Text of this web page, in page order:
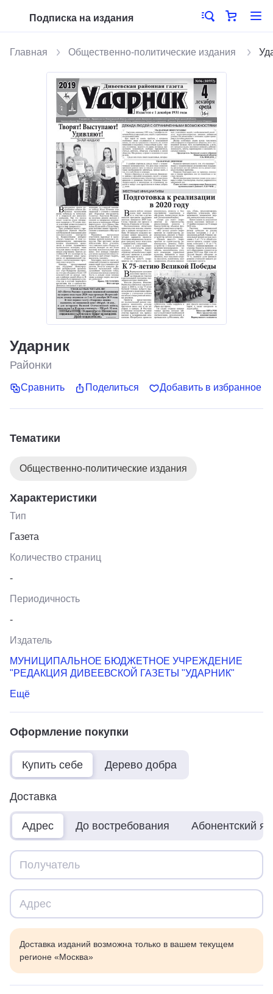
Подписка на издания
Главная Общественно-политические издания
Ударник
Районки
Сравнить Поделиться Добавить в избранное
Тематики
Общественно-политические издания
Характеристики
Тип
Газета
Количество страниц
-
Периодичность
-
Издатель
МУНИЦИПАЛЬНОЕ БЮДЖЕТНОЕ УЧРЕЖДЕНИЕ
"РЕДАКЦИЯ ДИВЕЕВСКОЙ ГАЗЕТЫ "УДАРНИК"
Ещё
Оформление покупки
Купить себе Дерево добра
Доставка
Адрес До востребования Абонентский
Доставка изданий возможна только в вашем текущем
регионе «Москва»